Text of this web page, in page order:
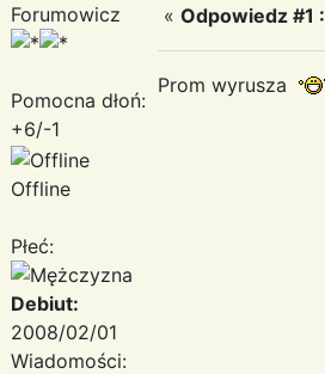
Forumowicz
Pomocna dłoń:
+6/-1
Offline
Płeć:
Debiut:
2008/02/01
Wiadomości:
« Odpowiedz #1 :
Prom wyrusza